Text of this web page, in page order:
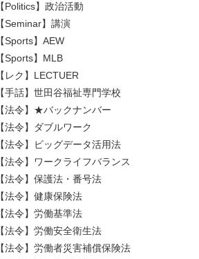
【Politics】政治活動
【Seminar】講演
【Sports】AEW
【Sports】MLB
【レク】LECTUER
【手話】世田谷福祉専門学校
【法令】★バックナンバー
【法令】ダブルワーク
【法令】ビッグデータ活用法
【法令】ワークライフバランス
【法令】保護法・番号法
【法令】健康保険法
【法令】労働基準法
【法令】労働安全衛生法
【法令】労働者災害補償保険法